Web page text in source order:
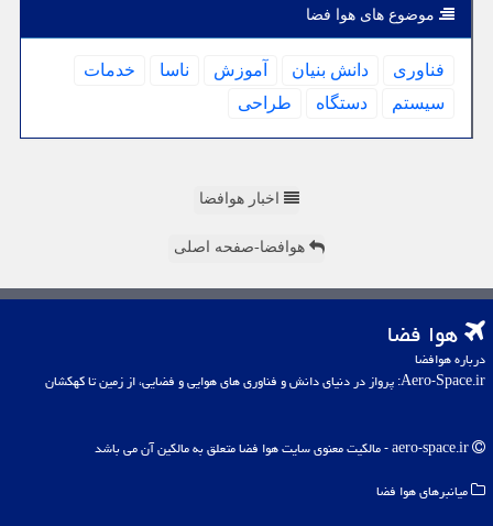
موضوع های هوا فضا
فناوری دانش بنیان آموزش ناسا
خدمات
سیستم
دستگاه طراحی
اخبار هوافضا
هوافضا-صفحه اصلی
هوا فضا
درباره هوافضا
Aero-Space.ir: پرواز در دنیای دانش و فناوری های هوایی و فضایی، از زمین تا کهکشان
میانبرهای هوا فضا